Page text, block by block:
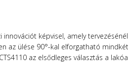
képvisel, amely
az ülése 90°-kal elforgatható
az elsődleges választás a